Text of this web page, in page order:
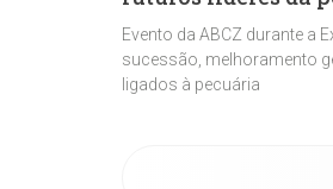
Evento da ABCZ durante a
sucessão, melhoramento
ligados à pecuária